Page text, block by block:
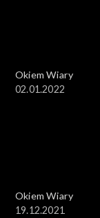
Okiem Wiary
02.01.2022
Okiem Wiary
19.12.2021